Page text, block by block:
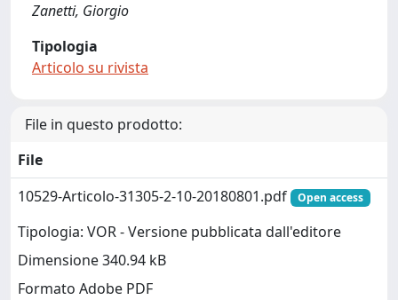
Zanetti, Giorgio
Tipologia
Articolo su rivista
File in questo prodotto:
File
10529-Articolo-31305-2-10-20180801.pdf
Open access
Tipologia: VOR - Versione pubblicata dall'editore
Dimensione 340.94 kB
Formato Adobe PDF